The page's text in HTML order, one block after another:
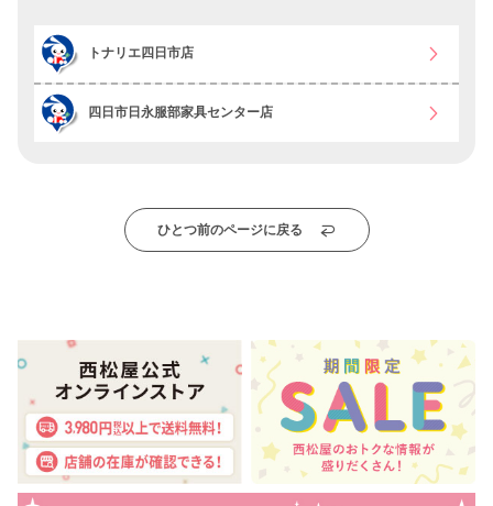
トナリエ四日市店
四日市日永服部家具センター店
ひとつ前のページに戻る